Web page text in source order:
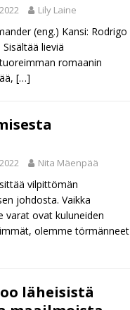
Lily Laine
(eng.) Kansi: Rodrigo
lieviä
romaanin
[…]
Nita Mäenpää
vilpittömän
johdosta. Vaikka
varat ovat kuluneiden
olemme törmänneet
läheisistä